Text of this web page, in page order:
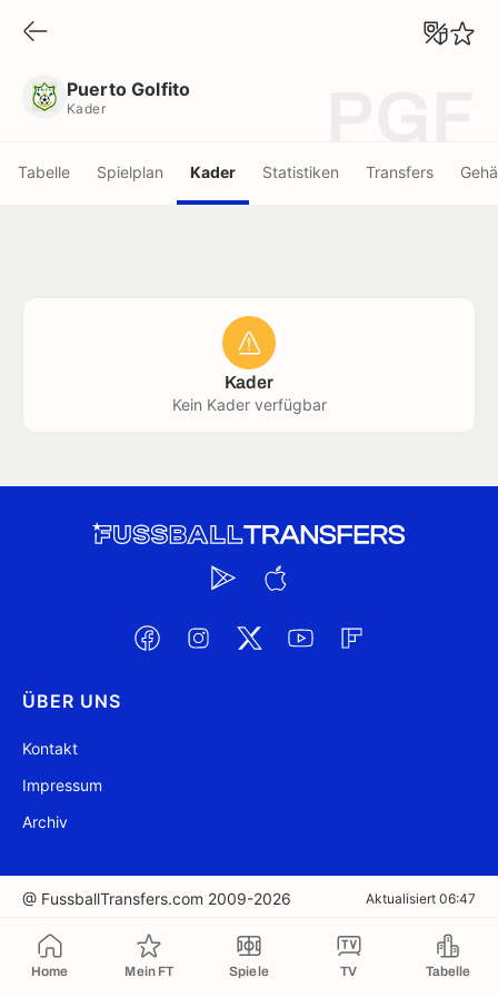
Home Mein FT Spiele TV Tabelle
Puerto Golfito
Kader
Tabelle Spielplan Kader Statistiken Transfers
Kader
Kein Kader verfügbar
ÜBER UNS
Kontakt
Impressum
Archiv
@ FussballTransfers.com 2009-2026 Aktualisiert 06:47
In die Zwischenablage kopiert